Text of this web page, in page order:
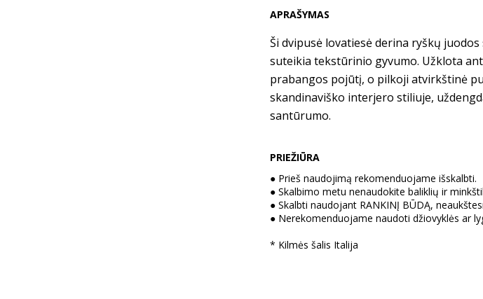
APRAŠYMAS
Ši dvipusė lovatiesė derina ryškų
suteikia tekstūrinio gyvumo. Užklota
prabangos pojūtį, o pilkoji atvirkštinė
skandinaviško interjero stiliuje,
santūrumo.
PRIEŽIŪRA
● Prieš naudojimą rekomenduojame išskalbti.
● Skalbimo metu nenaudokite baliklių ir
● Skalbti naudojant RANKINĮ BŪDĄ,
● Nerekomenduojame naudoti džiovyklės ar
* Kilmės šalis Italija